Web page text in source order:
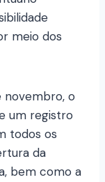
meio dos
novembro, o
um registro
todos os
da
bem como a